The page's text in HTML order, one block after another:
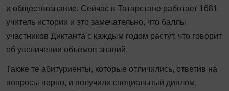
и обществознание. Сейчас в Татарстане работает 1681
учитель истории и это замечательно, что баллы
участников Диктанта с каждым годом растут, что говорит
об увеличении объёмов знаний.
Также те абитуриенты, которые отличились, ответив на
вопросы верно, и получили специальный диплом,